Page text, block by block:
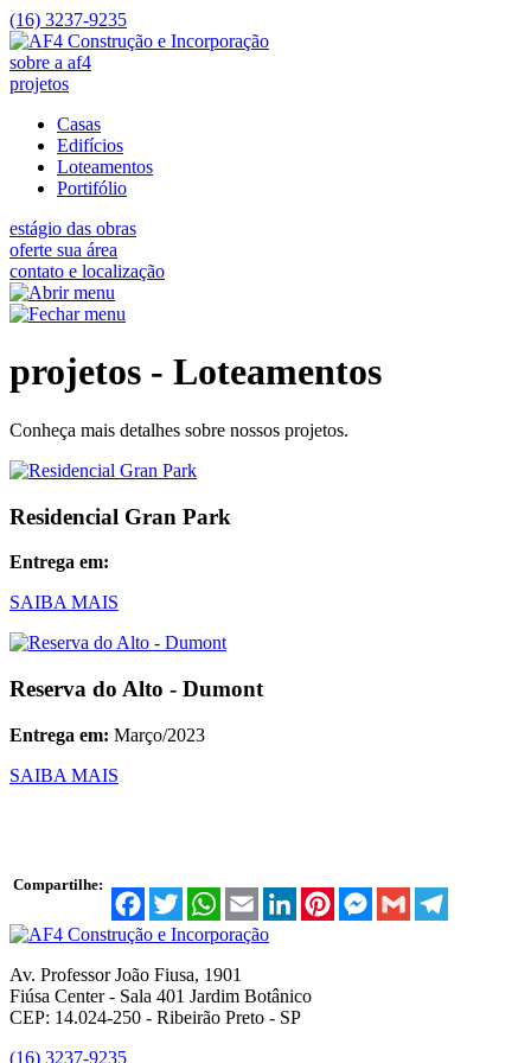
(16) 3237-9235
sobre a af4
projetos
Casas
Edifícios
Loteamentos
Portifólio
estágio das obras
oferte sua área
contato e localização
projetos - Loteamentos
Conheça mais detalhes sobre nossos projetos.
Residencial Gran Park
Entrega em:
SAIBA MAIS
Reserva do Alto - Dumont
Entrega em: Março/2023
SAIBA MAIS
Compartilhe:
FacebookTwitterWhatsApp
Email LinkedInPinterestMessenger
Gmail
Av. Professor João Fiusa, 1901
Fiúsa Center - Sala 401 Jardim Botânico
CEP: 14.024-250 - Ribeirão Preto - SP
(16) 3237-9235